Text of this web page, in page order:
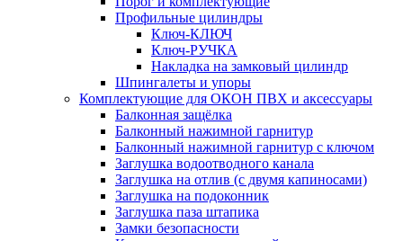
Профильные цилиндры
Ключ-КЛЮЧ
Ключ-РУЧКА
Накладка на замковый цилиндр
Шпингалеты и упоры
Комплектующие для ОКОН ПВХ и аксессуары
Балконная защёлка
Балконный нажимной гарнитур
Балконный нажимной гарнитур с ключом
Заглушка водоотводного канала
Заглушка на отлив (с двумя капиносами)
Заглушка на подоконник
Заглушка паза штапика
Замки безопасности